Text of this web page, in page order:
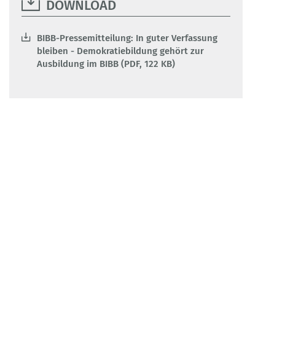
DOWNLOAD
BIBB-Pressemitteilung: In guter Verfassung
bleiben - Demokratiebildung gehört zur
Ausbildung im BIBB (PDF, 122 KB)